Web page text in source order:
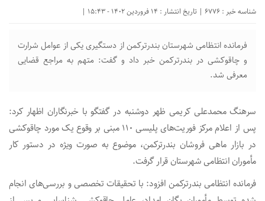
شناسه خبر : 6776 | تاریخ انتشار : 14 فروردین 1402 - 15:43 |
فرمانده انتظامی شهرستان بندرترکمن از دستگیری یکی از عوامل شرارت
و چاقوکشی در بندرترکمن خبر داد و گفت: متهم به مراجع قضایی
معرفی شد.
سرهنگ محمدعلی کریمی ظهر دوشنبه در گفتگو با خبرنگاران اظهار کرد:
پس از اعلام مرکز فوریت‌های پلیسی ۱۱۰ مبنی بر وقوع یک مورد چاقوکشی
در بازار ماهی فروشان بندرترکمن، موضوع به صورت ویژه در دستور کار
مأموران انتظامی شهرستان قرار گرفت.
فرمانده انتظامی بندرترکمن افزود: با تحقیقات تخصصی و بررسی‌های انجام